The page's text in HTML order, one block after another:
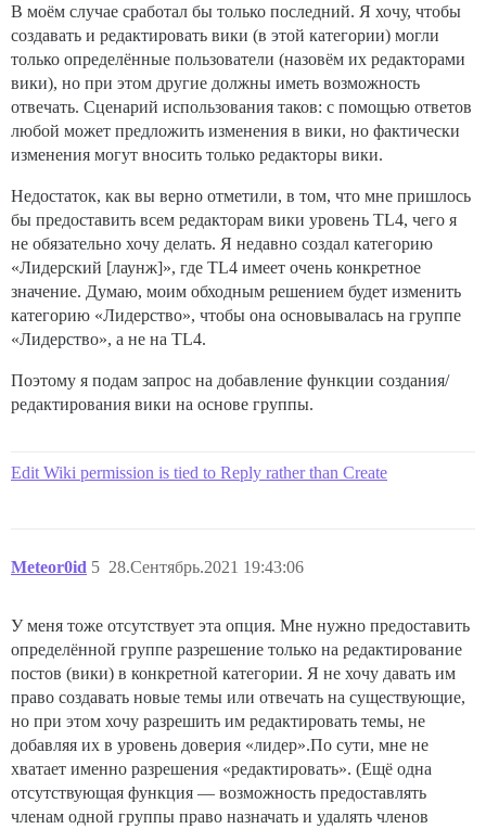
В моём случае сработал бы только последний. Я хочу, чтобы
создавать и редактировать вики (в этой категории) могли
только определённые пользователи (назовём их редакторами
вики), но при этом другие должны иметь возможность
отвечать. Сценарий использования таков: с помощью ответов
любой может предложить изменения в вики, но фактически
изменения могут вносить только редакторы вики.
Недостаток, как вы верно отметили, в том, что мне пришлось
бы предоставить всем редакторам вики уровень TL4, чего я
не обязательно хочу делать. Я недавно создал категорию
«Лидерский [лаунж]», где TL4 имеет очень конкретное
значение. Думаю, моим обходным решением будет изменить
категорию «Лидерство», чтобы она основывалась на группе
«Лидерство», а не на TL4.
Поэтому я подам запрос на добавление функции создания/
редактирования вики на основе группы.
Edit Wiki permission is tied to Reply rather than Create
Meteor0id 28.Сентябрь.2021 19:43:06
5
У меня тоже отсутствует эта опция. Мне нужно предоставить
определённой группе разрешение только на редактирование
постов (вики) в конкретной категории. Я не хочу давать им
право создавать новые темы или отвечать на существующие,
но при этом хочу разрешить им редактировать темы, не
добавляя их в уровень доверия «лидер».По сути, мне не
хватает именно разрешения «редактировать». (Ещё одна
отсутствующая функция — возможность предоставлять
членам одной группы право назначать и удалять членов